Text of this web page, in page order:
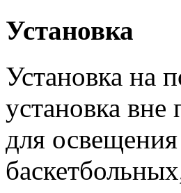
Установка
Установка на
установка
для